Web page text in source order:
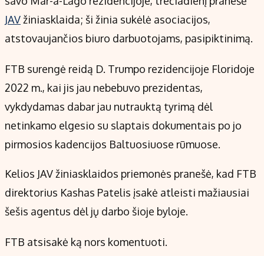
Indėlių palūkanos
JAV žiniasklaida; ši žinia sukėlė asociacijos,
atstovaujančios biuro darbuotojams, pasipiktinimą.
FTB surengė reidą D. Trumpo rezidencijoje Floridoje
2022 m., kai jis jau nebebuvo prezidentas,
vykdydamas dabar jau nutrauktą tyrimą dėl
netinkamo elgesio su slaptais dokumentais po jo
pirmosios kadencijos Baltuosiuose rūmuose.
Kelios JAV žiniasklaidos priemonės pranešė, kad FTB
direktorius Kashas Patelis įsakė atleisti mažiausiai
šešis agentus dėl jų darbo šioje byloje.
FTB atsisakė ką nors komentuoti.